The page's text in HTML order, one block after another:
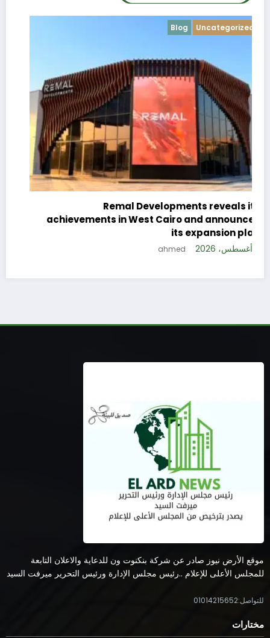
Blog Uncategorized
Remal Developments reveals its
achievements in West Cairo and announces
its expansion plan
5 أغسطس، 2026 ahmed
موقع الأرض نيوز صادر عن شركة بنكنوت ون للدعاية والاعلان التابعة
للمجلس الأعلى للإعلام ..رئيس مجلس الإدارة ورئيس التحرير ميرفت السيد
للتواصل:01014215652
مختارات